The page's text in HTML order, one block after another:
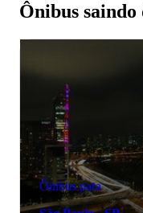
Ônibus
Ônibus para